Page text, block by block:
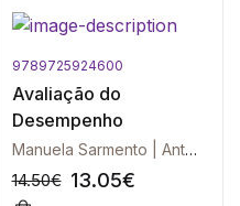
9789725924600
Avaliação do
Desempenho
Manuela Sarmento | António Rosinha | João Silva
14.50€ 13.05€